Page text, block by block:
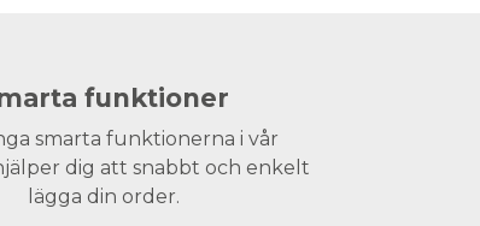
funktioner
smarta funktionerna i vår
dig att snabbt och enkelt
lägga din order.